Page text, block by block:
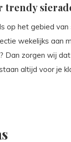
trendy
op het gebied
wekelijks
Dan zorgen wij
altijd voor je